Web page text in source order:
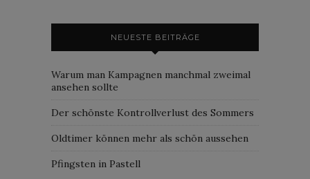
NEUESTE BEITRÄGE
Warum man Kampagnen manchmal zweimal
ansehen sollte
Der schönste Kontrollverlust des Sommers
Oldtimer können mehr als schön aussehen
Pfingsten in Pastell